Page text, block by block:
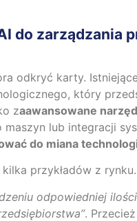
do zarządzania
odkryć karty.
który
zaawansowane
maszyn lub integracji
do miana
przykładów z rynku.
odpowiedniej
.